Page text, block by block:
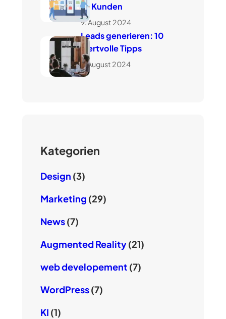
zu Kunden
9. August 2024
Leads generieren: 10
wertvolle Tipps
7. August 2024
Kategorien
Design (3)
Marketing (29)
News(7)
Augmented Reality(21)
web developement (7)
WordPress(7)
KI (1)